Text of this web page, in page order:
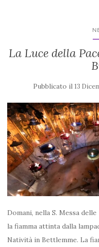
La Luce della
Pubblicato il 13
Domani, nella S. Messa
la fiamma attinta dalla
Natività in Bettlemme. La